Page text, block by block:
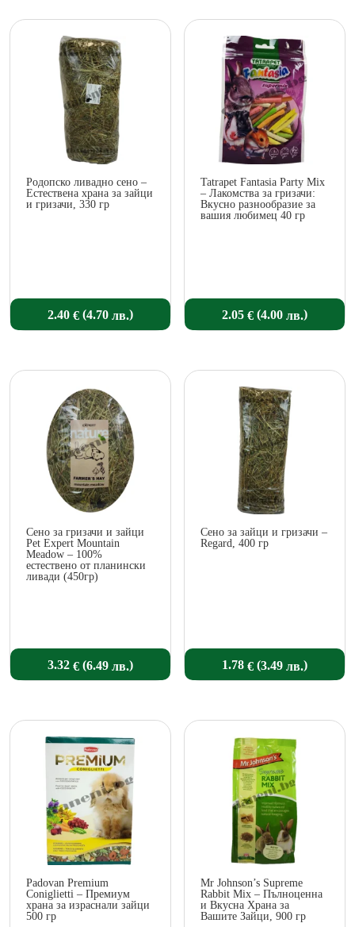
Родопско ливадно сено –
Естествена храна за зайци
и гризачи, 330 гр
2.40 € (4.70 лв.)
Tatrapet Fantasia Party Mix
– Лакомства за гризачи:
Вкусно разнообразие за
вашия любимец 40 гр
2.05€ (4.00 лв.)
Сено за гризачи и зайци
Pet Expert Mountain
Meadow – 100%
естествено от планински
ливади (450гр)
3.32 € (6.49 лв.)
Сено за зайци и гризачи –
Regard, 400 гр
1.78€ (3.49 лв.)
Padovan Premium
Coniglietti – Премиум
храна за израснали зайци
500 гр
Mr Johnson’s Supreme
Rabbit Mix – Пълноценна
и Вкусна Храна за
Вашите Зайци, 900 гр